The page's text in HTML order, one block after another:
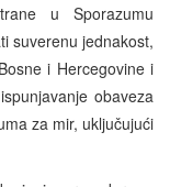
u Sporazumu
suverenu jednakost,
i Hercegovine i
obaveza
za mir, uključujući